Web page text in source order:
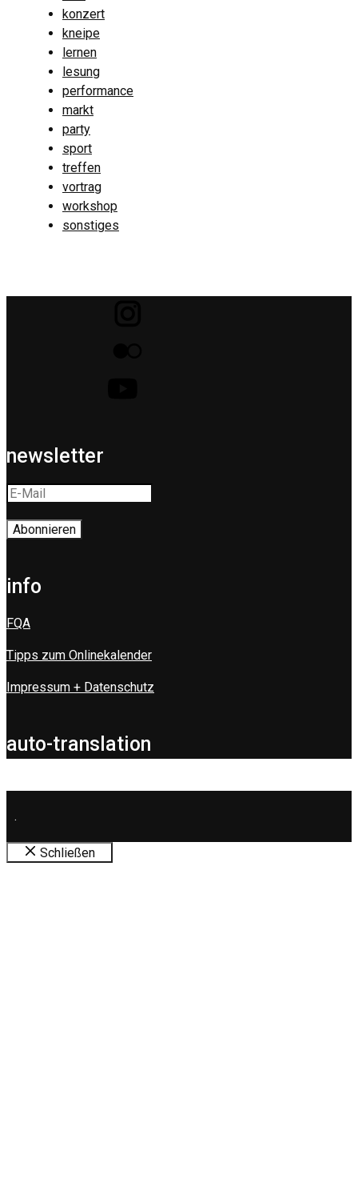
konzert
kneipe
lernen
lesung
performance
markt
party
sport
treffen
vortrag
workshop
sonstiges
newsletter
info
FQA
Tipps zum Onlinekalender
Impressum + Datenschutz
auto-translation
.
Schließen